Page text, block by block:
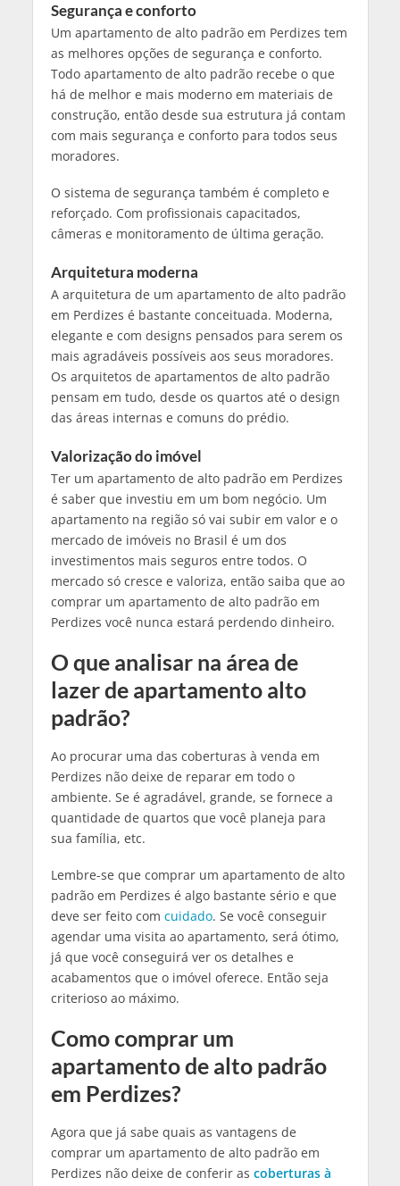
Segurança e conforto
Um apartamento de alto padrão em Perdizes tem
as melhores opções de segurança e conforto.
Todo apartamento de alto padrão recebe o que
há de melhor e mais moderno em materiais de
construção, então desde sua estrutura já contam
com mais segurança e conforto para todos seus
moradores.
O sistema de segurança também é completo e
reforçado. Com profissionais capacitados,
câmeras e monitoramento de última geração.
Arquitetura moderna
A arquitetura de um apartamento de alto padrão
em Perdizes é bastante conceituada. Moderna,
elegante e com designs pensados para serem os
mais agradáveis possíveis aos seus moradores.
Os arquitetos de apartamentos de alto padrão
pensam em tudo, desde os quartos até o design
das áreas internas e comuns do prédio.
Valorização do imóvel
Ter um apartamento de alto padrão em Perdizes
é saber que investiu em um bom negócio. Um
apartamento na região só vai subir em valor e o
mercado de imóveis no Brasil é um dos
investimentos mais seguros entre todos. O
mercado só cresce e valoriza, então saiba que ao
comprar um apartamento de alto padrão em
Perdizes você nunca estará perdendo dinheiro.
O que analisar na área de
lazer de apartamento alto
padrão?
Ao procurar uma das coberturas à venda em
Perdizes não deixe de reparar em todo o
ambiente. Se é agradável, grande, se fornece a
quantidade de quartos que você planeja para
sua família, etc.
Lembre-se que comprar um apartamento de alto
padrão em Perdizes é algo bastante sério e que
deve ser feito com cuidado. Se você conseguir
agendar uma visita ao apartamento, será ótimo,
já que você conseguirá ver os detalhes e
acabamentos que o imóvel oferece. Então seja
criterioso ao máximo.
Como comprar um
apartamento de alto padrão
em Perdizes?
Agora que já sabe quais as vantagens de
comprar um apartamento de alto padrão em
Perdizes não deixe de conferir as coberturas à